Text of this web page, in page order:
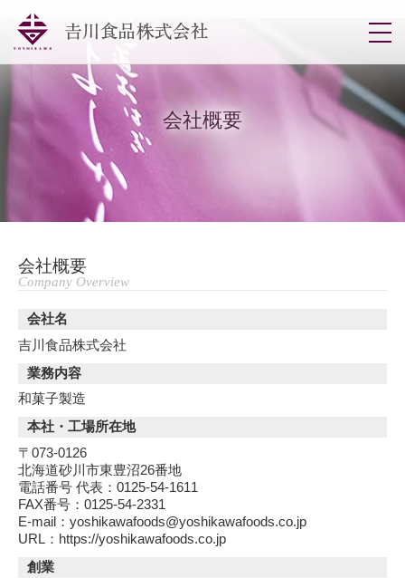
会社概要
会社概要
Company Overview
会社名
吉川食品株式会社
業務内容
和菓子製造
本社・工場所在地
〒073-0126
北海道砂川市東豊沼26番地
電話番号 代表：0125-54-1611
FAX番号：0125-54-2331
E-mail：yoshikawafoods@yoshikawafoods.co.jp
URL：https://yoshikawafoods.co.jp
創業